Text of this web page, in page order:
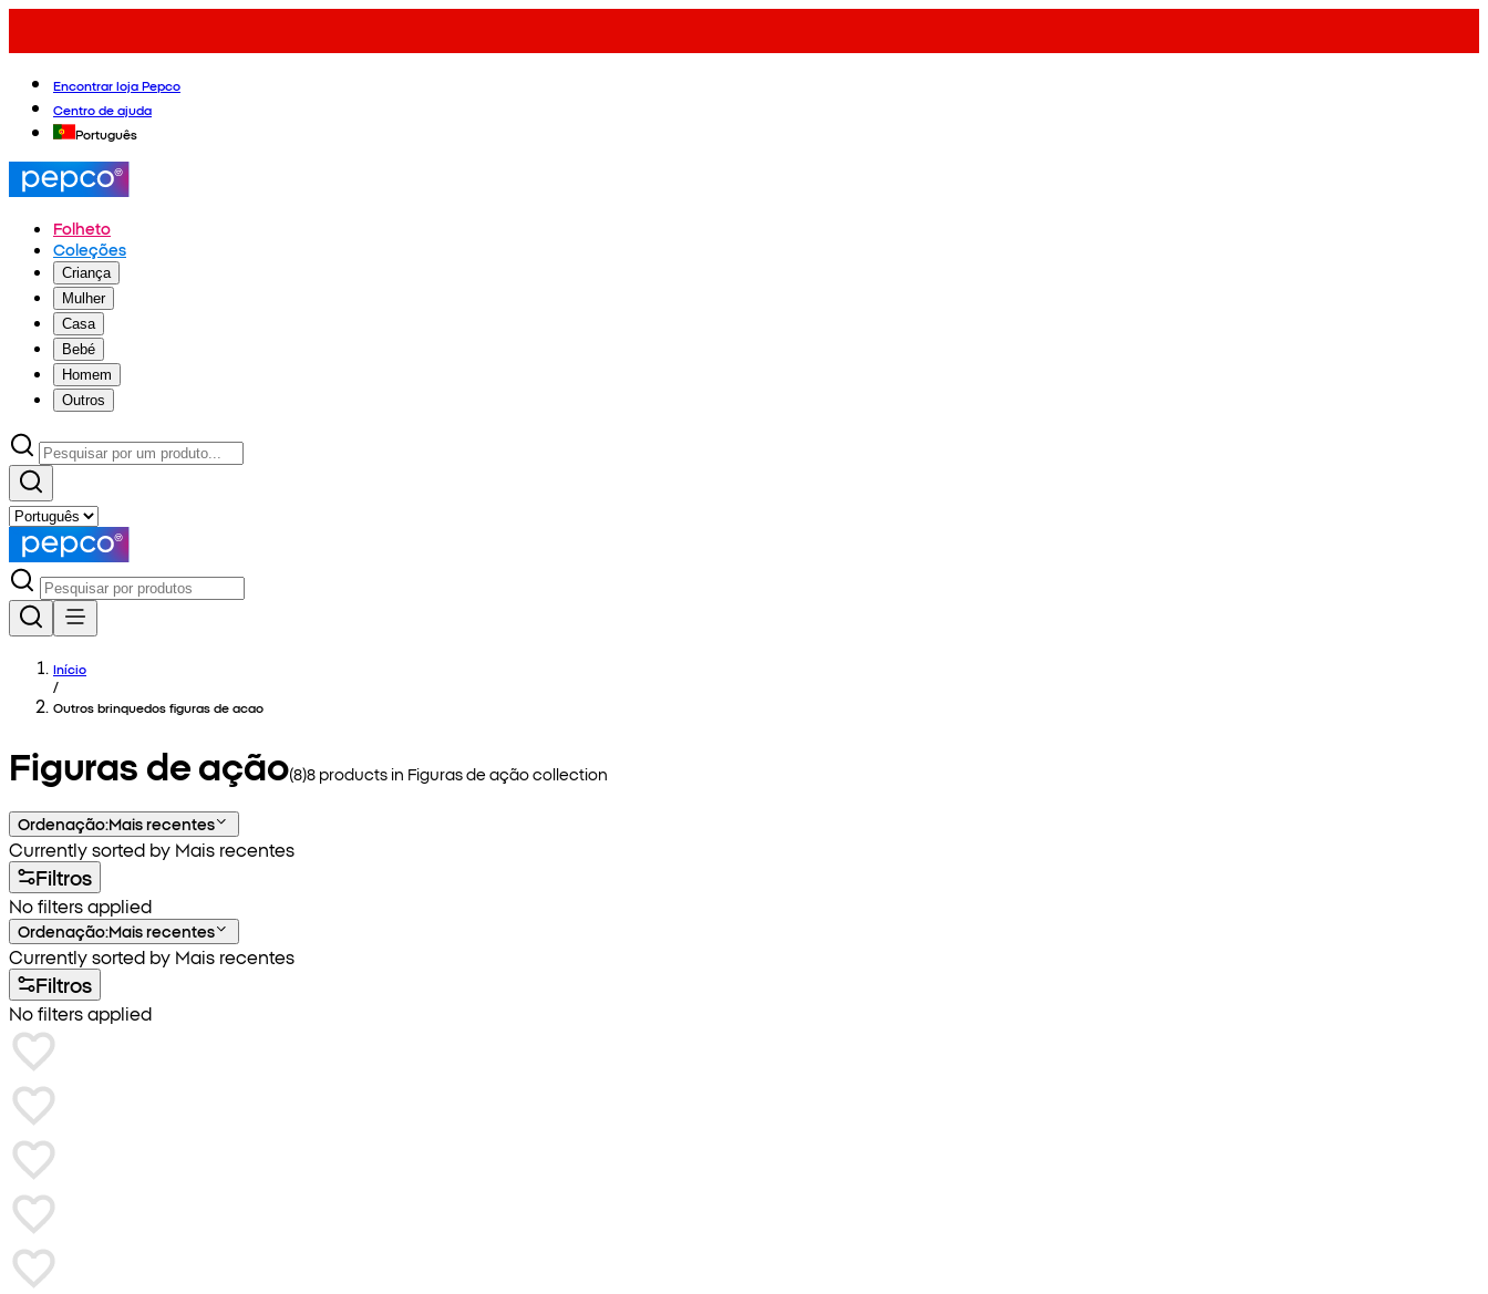
Encontrar loja Pepco
Centro de ajuda
Português
Folheto
Coleções
Criança
Mulher
Casa
Bebé
Homem
Outros
Início
/
Outros brinquedos figuras de acao
Figuras de ação(8)8products in Figuras de açãocollection
Ordenação:Mais recentes
Currently sorted by Mais recentes
Filtros
No filters applied
Ordenação:Mais recentes
Currently sorted by Mais recentes
Filtros
No filters applied